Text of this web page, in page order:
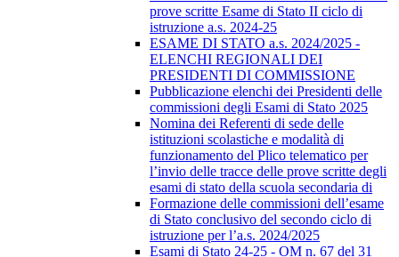
prove scritte Esame di Stato II ciclo di
istruzione a.s. 2024-25
ESAME DI STATO a.s. 2024/2025 -
ELENCHI REGIONALI DEI
PRESIDENTI DI COMMISSIONE
Pubblicazione elenchi dei Presidenti delle
commissioni degli Esami di Stato 2025
Nomina dei Referenti di sede delle
istituzioni scolastiche e modalità di
funzionamento del Plico telematico per
l’invio delle tracce delle prove scritte degli
esami di stato della scuola secondaria di
Formazione delle commissioni dell’esame
di Stato conclusivo del secondo ciclo di
istruzione per l’a.s. 2024/2025
Esami di Stato 24-25 - OM n. 67 del 31